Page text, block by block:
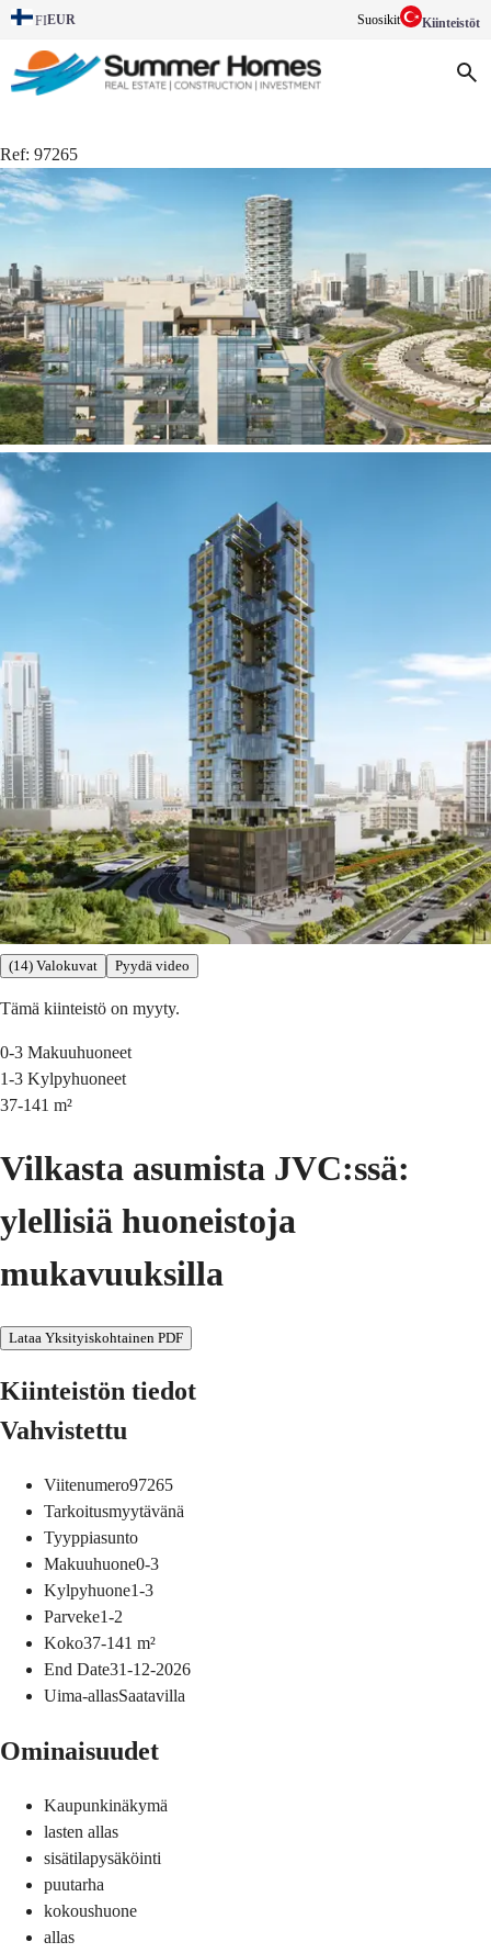
FIEUR Suosikit Kiinteistöt
Ref: 97265
(14) Valokuvat Pyydä video
Tämä kiinteistö on myyty.
0-3 Makuuhuoneet
1-3 Kylpyhuoneet
37-141 m²
Vilkasta asumista JVC:ssä:
ylellisiä huoneistoja
mukavuuksilla
Lataa Yksityiskohtainen PDF
Kiinteistön tiedot
Vahvistettu
Viitenumero97265
Tarkoitusmyytävänä
Tyyppiasunto
Makuuhuone0-3
Kylpyhuone1-3
Parveke1-2
Koko37-141 m²
End Date31-12-2026
Uima-allasSaatavilla
Ominaisuudet
Kaupunkinäkymä
lasten allas
sisätilapysäköinti
puutarha
kokoushuone
allas